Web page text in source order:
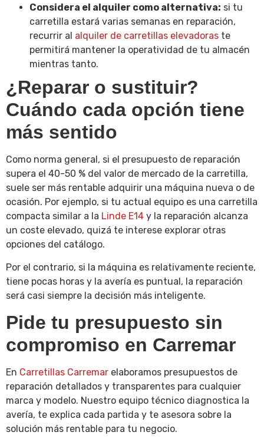
Considera el alquiler como alternativa: si tu
carretilla estará varias semanas en reparación,
recurrir al alquiler de carretillas elevadoras te
permitirá mantener la operatividad de tu almacén
mientras tanto.
¿Reparar o sustituir?
Cuándo cada opción tiene
más sentido
Como norma general, si el presupuesto de reparación
supera el 40-50 % del valor de mercado de la carretilla,
suele ser más rentable adquirir una máquina nueva o de
ocasión. Por ejemplo, si tu actual equipo es una carretilla
compacta similar a la Linde E14 y la reparación alcanza
un coste elevado, quizá te interese explorar otras
opciones del catálogo.
Por el contrario, si la máquina es relativamente reciente,
tiene pocas horas y la avería es puntual, la reparación
será casi siempre la decisión más inteligente.
Pide tu presupuesto sin
compromiso en Carremar
En Carretillas Carremar elaboramos presupuestos de
reparación detallados y transparentes para cualquier
marca y modelo. Nuestro equipo técnico diagnostica la
avería, te explica cada partida y te asesora sobre la
solución más rentable para tu negocio.